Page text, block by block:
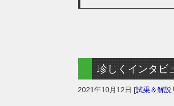
珍しくインタビ
2021年10月12日 [試乗＆解説